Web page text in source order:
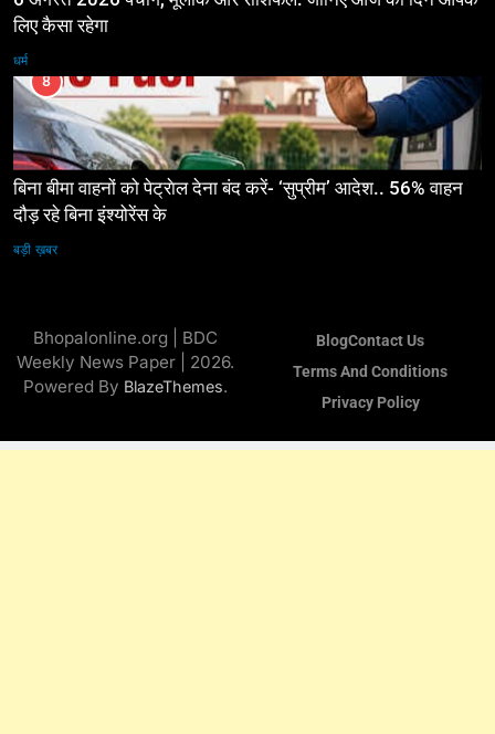
लिए कैसा रहेगा
धर्म
8
बिना बीमा वाहनों को पेट्राेल देना बंद करें- ‘सुप्रीम’ आदेश.. 56% वाहन
दौड़ रहे बिना इंश्योरेंस के
बड़ी ख़बर
Bhopalonline.org | BDC
Weekly News Paper | 2026.
Powered By BlazeThemes.
BlogContact Us
Terms And Conditions
Privacy Policy